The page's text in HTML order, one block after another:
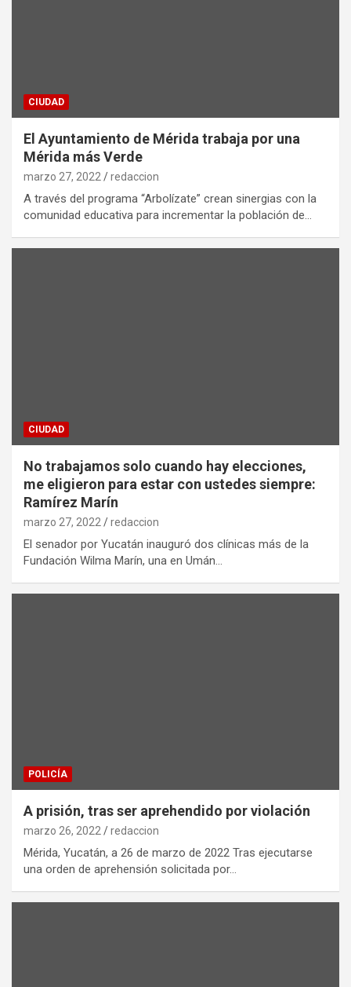
CIUDAD
El Ayuntamiento de Mérida trabaja por una
Mérida más Verde
marzo 27, 2022 redaccion
A través del programa “Arbolízate” crean sinergias con la
comunidad educativa para incrementar la población de…
CIUDAD
No trabajamos solo cuando hay elecciones,
me eligieron para estar con ustedes siempre:
Ramírez Marín
marzo 27, 2022 redaccion
El senador por Yucatán inauguró dos clínicas más de la
Fundación Wilma Marín, una en Umán…
POLICÍA
A prisión, tras ser aprehendido por violación
marzo 26, 2022 redaccion
Mérida, Yucatán, a 26 de marzo de 2022 Tras ejecutarse
una orden de aprehensión solicitada por…